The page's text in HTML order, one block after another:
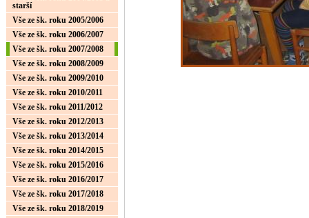
starší
Vše ze šk. roku 2005/2006
Vše ze šk. roku 2006/2007
Vše ze šk. roku 2007/2008
Vše ze šk. roku 2008/2009
Vše ze šk. roku 2009/2010
Vše ze šk. roku 2010/2011
Vše ze šk. roku 2011/2012
Vše ze šk. roku 2012/2013
Vše ze šk. roku 2013/2014
Vše ze šk. roku 2014/2015
Vše ze šk. roku 2015/2016
Vše ze šk. roku 2016/2017
Vše ze šk. roku 2017/2018
Vše ze šk. roku 2018/2019